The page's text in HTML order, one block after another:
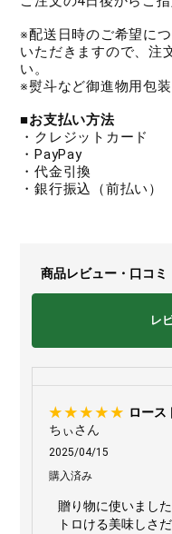
※配送日時のご希望に
いただきますので、注
い。
※熨斗など御進物用包
■お支払い方法
・クレジットカード
・PayPay
・代金引換
・銀行振込（前払い）
商品レビュー・口コミ
レ
ロース
ちぃさん
2025/04/15
購入済み
贈り物に使いました
トロける美味しさ